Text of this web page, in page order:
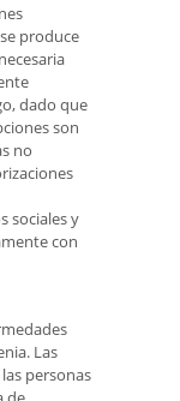
produce
dado que
son
no
sociales y
con
Las
personas